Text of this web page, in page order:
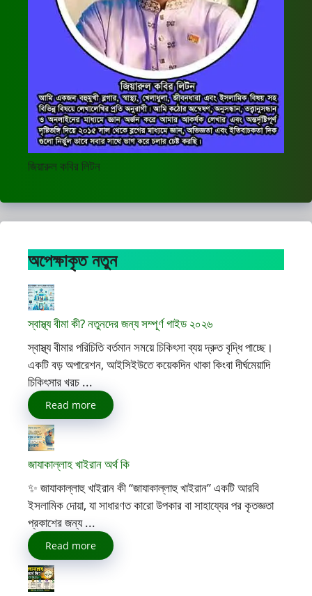
জিয়ারুল কবির লিটন
অপেক্ষাকৃত নতুন
স্বাস্থ্য বীমা কী? নতুনদের জন্য সম্পূর্ণ গাইড ২০২৬
স্বাস্থ্য বীমার পরিচিতি বর্তমান সময়ে চিকিৎসা ব্যয় দ্রুত বৃদ্ধি পাচ্ছে।
একটি বড় অপারেশন, আইসিইউতে কয়েকদিন থাকা কিংবা দীর্ঘমেয়াদি
চিকিৎসার খরচ ...
Read more
জাযাকাল্লাহ খাইরান অর্থ কি
✨ জাযাকাল্লাহু খাইরান কী “জাযাকাল্লাহু খাইরান” একটি আরবি
ইসলামিক দোয়া, যা সাধারণত কারো উপকার বা সাহায্যের পর কৃতজ্ঞতা
প্রকাশের জন্য ...
Read more